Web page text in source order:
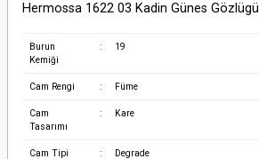
Hermossa 1622 03 Kadin Günes Gözlügü
Burun
Kemiği
: 19
Cam Rengi : Füme
Cam
Tasarımı
: Kare
Cam Tipi : Degrade